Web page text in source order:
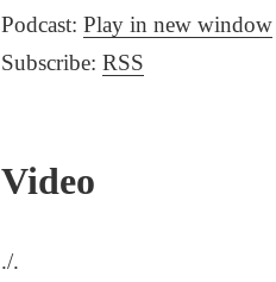
Podcast:Play in new window
Subscribe:RSS
Video
./.